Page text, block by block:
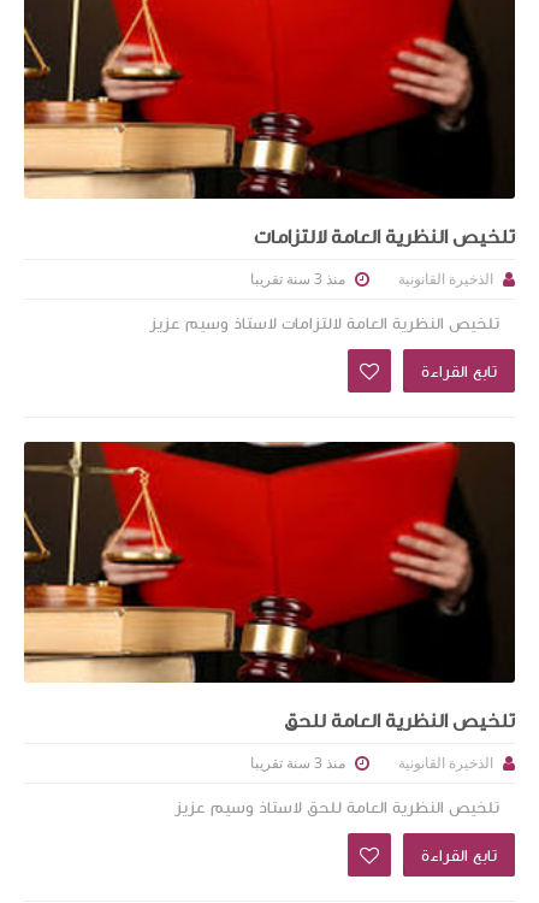
تلخيص النظرية العامة لالتزامات
الذخيرة القانونية منذ 3 سنة تقريبا
تلخيص النظرية العامة لالتزامات لاستاذ وسيم عزيز
تابع القراءة
تلخيص النظرية العامة للحق
الذخيرة القانونية منذ 3 سنة تقريبا
تلخيص النظرية العامة للحق لاستاذ وسيم عزيز
تابع القراءة